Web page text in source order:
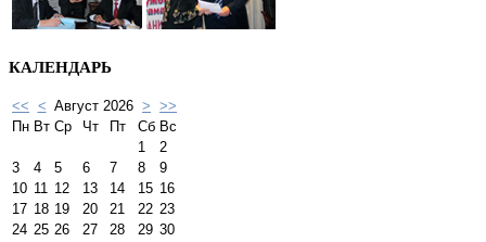
КАЛЕНДАРЬ
<< < Август 2026 > >>
Пн Вт Ср Чт Пт Сб Вс
1
2
3
4 5 6 7 8
9
10 11 12 13 14 15 16
17 18 19 20 21 22 23
24 25 26 27 28 29 30